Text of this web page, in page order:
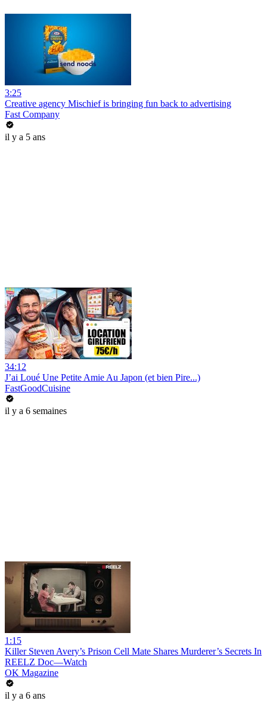
3:25
Creative agency Mischief is bringing fun back to advertising
Fast Company
il y a 5 ans
34:12
J’ai Loué Une Petite Amie Au Japon (et bien Pire...)
FastGoodCuisine
il y a 6 semaines
1:15
Killer Steven Avery’s Prison Cell Mate Shares Murderer’s Secrets In
REELZ Doc—Watch
OK Magazine
il y a 6 ans